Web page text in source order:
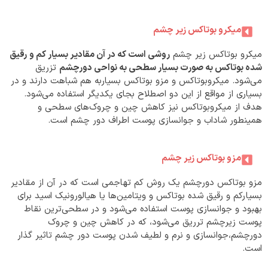
میکرو بوتاکس زیر چشم
میکرو بوتاکس زیر چشم روشی است که در آن مقادیر بسیار کم و رقیق
شده بوتاکس به صورت بسیار سطحی به نواحی دورچشم تزریق
می‌شود. میکروبوتاکس و مزو بوتاکس بسیاربه هم شباهت دارند و در
بسیاری از مواقع از این دو اصطلاح بجای یکدیگر استفاده می‌شود.
هدف از میکروبوتاکس نیز کاهش چین و چروک‌های سطحی و
همینطور شاداب و جوانسازی پوست اطراف دور چشم است.
مزو بوتاکس زیر چشم
مزو بوتاکس دورچشم یک روش کم تهاجمی است که در آن از مقادیر
بسیارکم و رقیق شده بوتاکس و ویتامین‌ها یا هیالورونیک اسید برای
بهبود و جوانسازی پوست استفاده می‌شود و در سطحی‌ترین نقاط
پوست زیرچشم ترریق می‌شود، که در کاهش چین و چروک
دورچشم،جوانسازی و نرم و لطیف شدن پوست دور چشم تاثیر گذار
است.